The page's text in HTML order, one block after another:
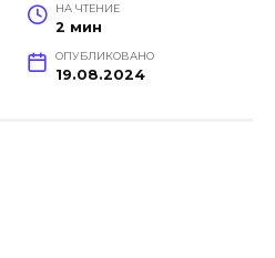
НА ЧТЕНИЕ
2 мин
ОПУБЛИКОВАНО
19.08.2024